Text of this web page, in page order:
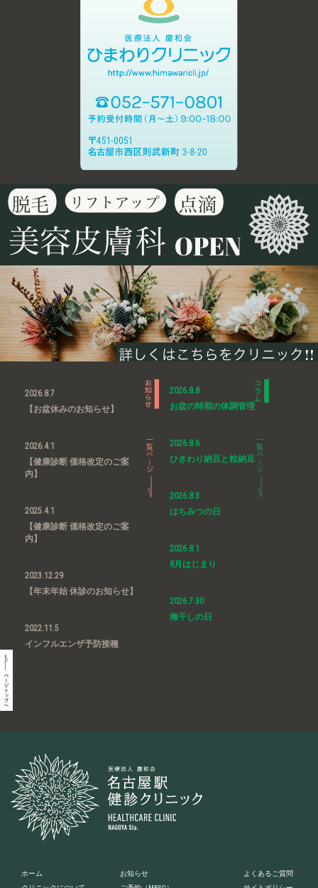
2026.8.7
【お盆休みのお知らせ】
2026.4.1
【健康診断 価格改定のご案
内】
2025.4.1
【健康診断 価格改定のご案
内】
2023.12.29
【年末年始 休診のお知らせ】
2022.11.5
インフルエンザ予防接種
2026.8.8
お盆の時期の体調管理
2026.8.6
ひきわり納豆と粒納豆
2026.8.3
はちみつの日
2026.8.1
8月はじまり
2026.7.30
梅干しの日
ホーム
お知らせ
よくあるご質問